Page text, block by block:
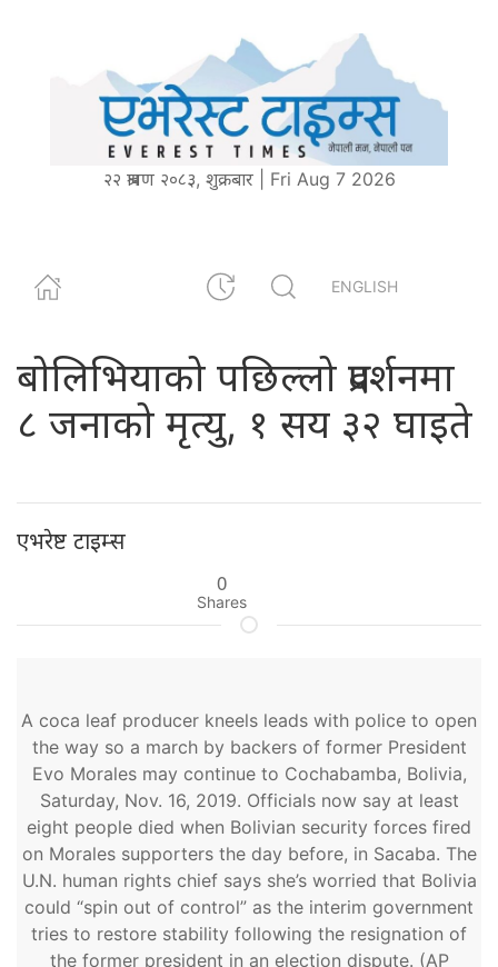
२२ श्रावण २०८३, शुक्रबार | Fri Aug 7 2026
ENGLISH
बोलिभियाको पछिल्लो प्रदर्शनमा
८ जनाको मृत्यु, १ सय ३२ घाइते
एभरेष्ट टाइम्स
0
Shares
A coca leaf producer kneels leads with police to open
the way so a march by backers of former President
Evo Morales may continue to Cochabamba, Bolivia,
Saturday, Nov. 16, 2019. Officials now say at least
eight people died when Bolivian security forces fired
on Morales supporters the day before, in Sacaba. The
U.N. human rights chief says she’s worried that Bolivia
could “spin out of control” as the interim government
tries to restore stability following the resignation of
the former president in an election dispute. (AP